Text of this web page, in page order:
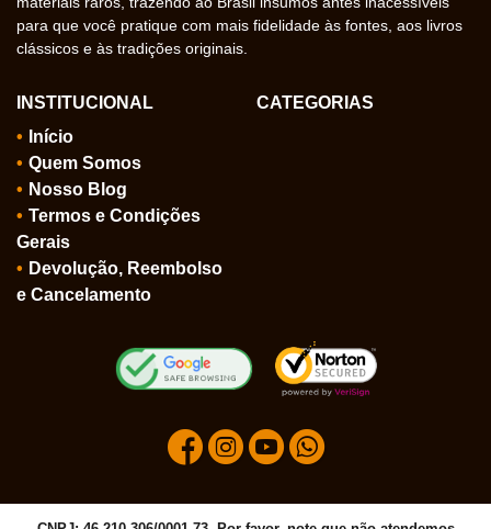
para que você pratique com mais fidelidade às fontes, aos livros
clássicos e às tradições originais.
INSTITUCIONAL
Início
Quem Somos
Nosso Blog
Termos e Condições
Gerais
Devolução, Reembolso
e Cancelamento
CATEGORIAS